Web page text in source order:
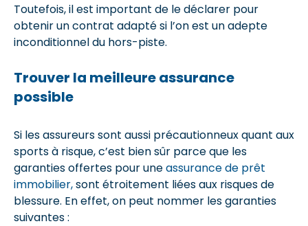
Toutefois, il est important de le déclarer pour
obtenir un contrat adapté si l’on est un adepte
inconditionnel du hors-piste.
Trouver la meilleure assurance
possible
Si les assureurs sont aussi précautionneux quant aux
sports à risque, c’est bien sûr parce que les
garanties offertes pour uneassurance de prêt
immobilier,sont étroitement liées aux risques de
blessure. En effet, on peut nommer les garanties
suivantes :